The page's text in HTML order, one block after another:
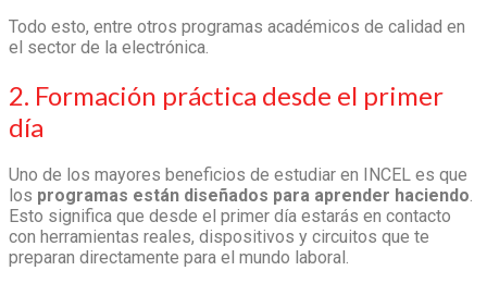
Todo esto, entre otros programas académicos de calidad en
el sector de la electrónica.
2. Formación práctica desde el primer
día
Uno de los mayores beneficios de estudiar en INCEL es que
los programas están diseñados para aprender haciendo
Esto significa que desde el primer día estarás en contacto
con herramientas reales, dispositivos y circuitos que te
preparan directamente para el mundo laboral.